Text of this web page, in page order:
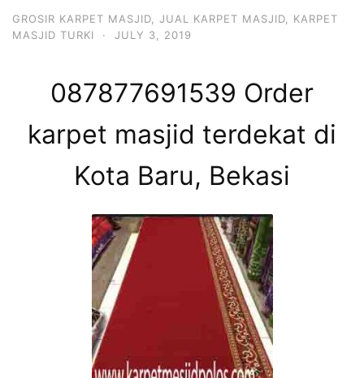
GROSIR KARPET MASJID JUAL KARPET MASJID
KARPET
MASJID TURKI
· JULY 3, 2019
087877691539 Order
karpet masjid terdekat di
Kota Baru, Bekasi